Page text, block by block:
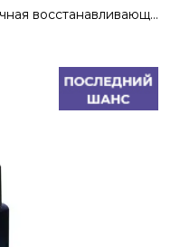
восстанавливающая сыворотка